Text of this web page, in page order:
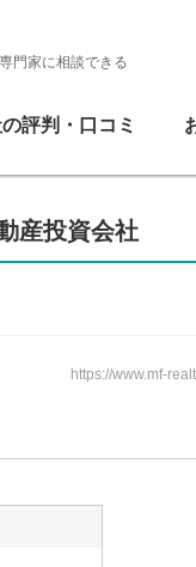
門家に相談できる
評判・口コミ
産投資会社
https://www.mf-